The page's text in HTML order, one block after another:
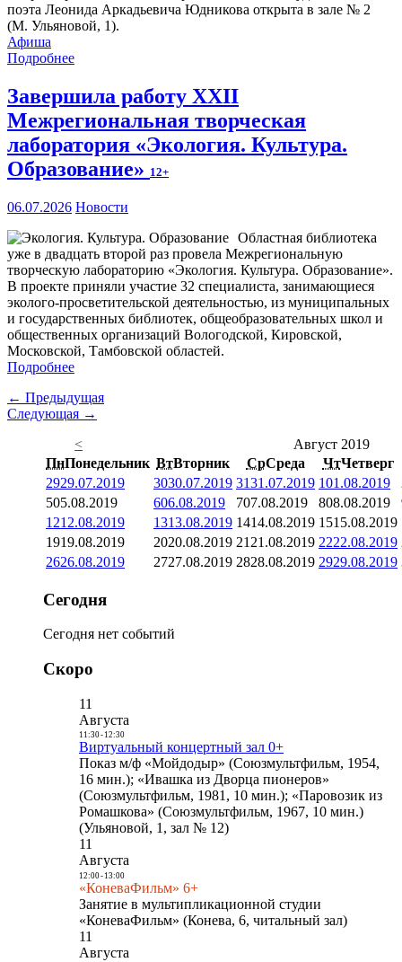
поэта Леонида Аркадьевича Юдникова открыта в зале № 2
(М. Ульяновой, 1).
Афиша
Подробнее
Завершила работу XXII
Межрегиональная творческая
лаборатория «Экология. Культура.
Образование» 12+
06.07.2026 Новости
Областная библиотека
уже в двадцать второй раз провела Межрегиональную
творческую лабораторию «Экология. Культура. Образование».
В проекте приняли участие 32 специалиста, занимающиеся
эколого-просветительской деятельностью, из муниципальных
и государственных библиотек, общеобразовательных школ и
общественных организаций Вологодской, Кировской,
Московской, Тамбовской областей.
Подробнее
← Предыдущая
Следующая →
<
Август 2019
ПнПонедельник ВтВторник СрСреда ЧтЧетверг
2929.07.2019 3030.07.2019 3131.07.2019 101.08.2019
505.08.2019 606.08.2019 707.08.2019 808.08.2019
1212.08.2019 1313.08.2019 1414.08.2019 1515.08.2019
1919.08.2019 2020.08.2019 21 21.08.2019 2222.08.2019
2626.08.2019 2727.08.2019 2828.08.2019 2929.08.2019
Сегодня
Сегодня нет событий
Скоро
11
Августа
11:30- 12:30
Виртуальный концертный зал 0+
Показ м/ф «Мойдодыр» (Союзмультфильм, 1954,
16 мин.); «Ивашка из Дворца пионеров»
(Союзмультфильм, 1981, 10 мин.); «Паровозик из
Ромашкова» (Союзмультфильм, 1967, 10 мин.)
(Ульяновой, 1, зал № 12)
11
Августа
12:00- 13:00
«КоневаФильм» 6+
Занятие в мультипликационной студии
«КоневаФильм» (Конева, 6, читальный зал)
11
Августа